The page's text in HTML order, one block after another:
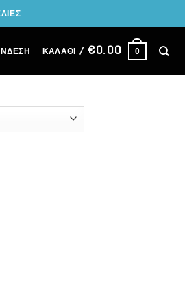
ΚΑΛΆΘΙ / €0.00 0